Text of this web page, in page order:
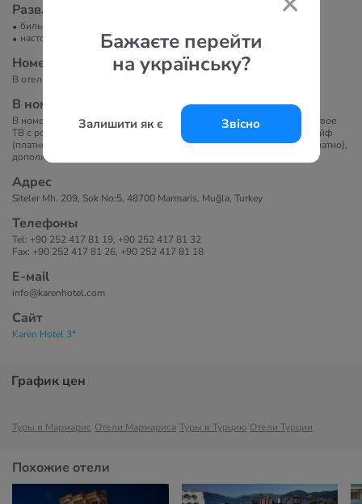
Бажаєте перейти
на українську?
Залишити як є Звісно
Развлечение и спорт
бильярд
настольный теннис
Номера
В отеле 60 номеров. Отель состоит из одного 4-этажного здания.
В номерах
В номерах представлено: индивидуальный кондиционер, спутниковое
ТВ с российским каналом, интернет (платно), мини-бар (пустой), сейф
(платно), душ, тапочки, банные принадлежности, фен, Wi-Fi (бесплатно),
дополнительная кровать (по запросу).
Адрес
Siteler Mh. 209, Sok No:5, 48700 Marmaris, Muğla, Turkey
Телефоны
Tel: +90 252 417 81 19, +90 252 417 81 32
Fax: +90 252 417 81 26, +90 252 417 81 18
Е-маil
info@karenhotel.com
Сайт
Karen Hotel 3*
График цен
Туры в Мармарис Отели Мармариса Туры в Турцию Отели Турции
Похожие отели